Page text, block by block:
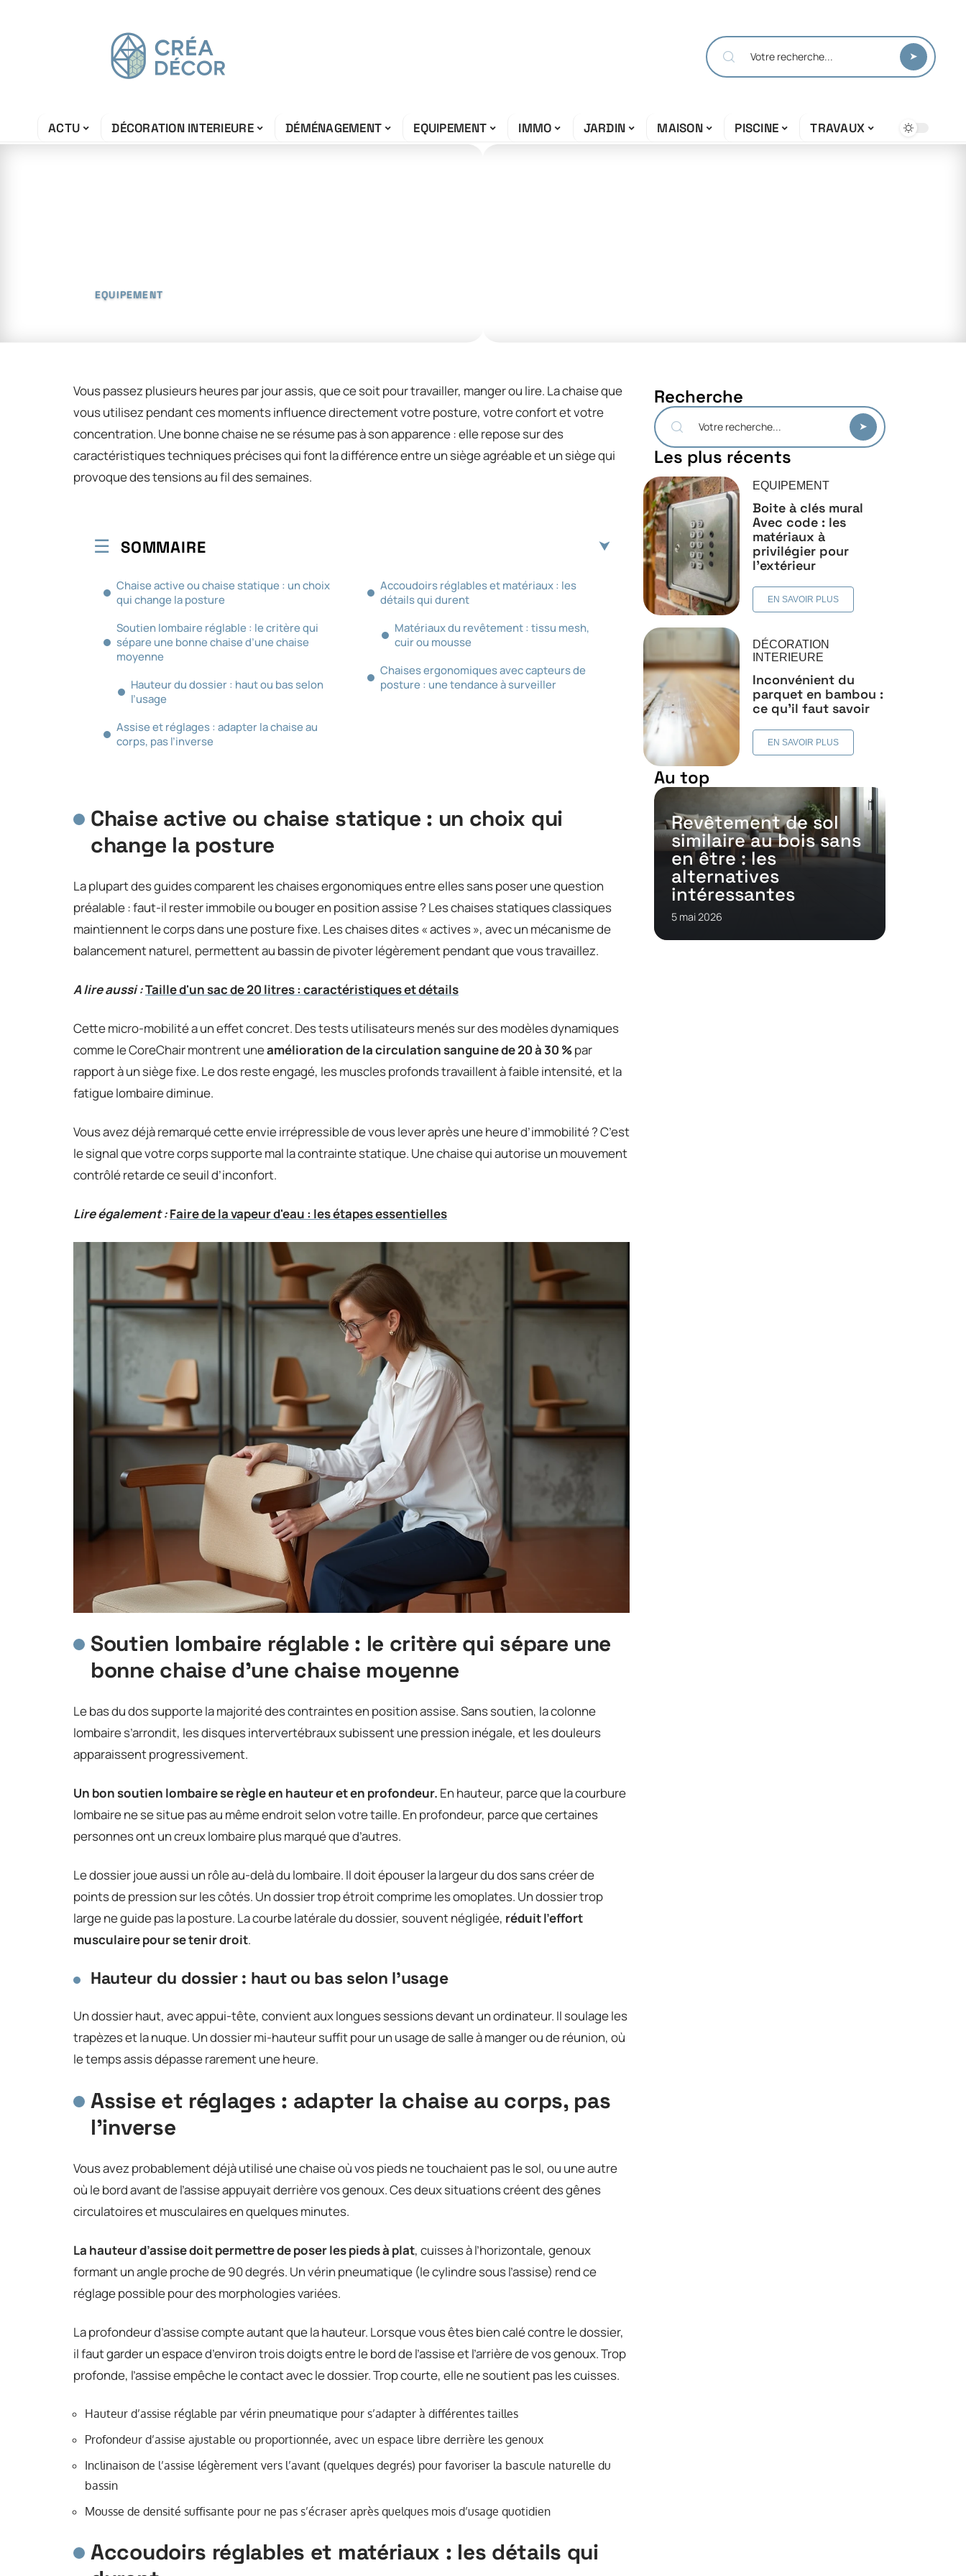
ACTU DÉCORATION INTERIEURE DÉMÉNAGEMENT EQUIPEMENT IMMO JARDIN MAISON PISCINE TRAVAUX
EQUIPEMENT
Vous passez plusieurs heures par jour assis, que ce soit pour travailler, manger ou lire. La chaise que
vous utilisez pendant ces moments influence directement votre posture, votre confort et votre
concentration. Une bonne chaise ne se résume pas à son apparence : elle repose sur des
caractéristiques techniques précises qui font la différence entre un siège agréable et un siège qui
provoque des tensions au fil des semaines.
SOMMAIRE
Chaise active ou chaise statique : un choix
qui change la posture
Soutien lombaire réglable : le critère qui
sépare une bonne chaise d’une chaise
moyenne
Hauteur du dossier : haut ou bas selon
l’usage
Assise et réglages : adapter la chaise au
corps, pas l’inverse
Accoudoirs réglables et matériaux : les
détails qui durent
Matériaux du revêtement : tissu mesh,
cuir ou mousse
Chaises ergonomiques avec capteurs de
posture : une tendance à surveiller
Chaise active ou chaise statique : un choix qui
change la posture
La plupart des guides comparent les chaises ergonomiques entre elles sans poser une question
préalable : faut-il rester immobile ou bouger en position assise ? Les chaises statiques classiques
maintiennent le corps dans une posture fixe. Les chaises dites « actives », avec un mécanisme de
balancement naturel, permettent au bassin de pivoter légèrement pendant que vous travaillez.
A lire aussi :Taille d'un sac de 20 litres : caractéristiques et détails
Cette micro-mobilité a un effet concret. Des tests utilisateurs menés sur des modèles dynamiques
comme le CoreChair montrent uneamélioration de la circulation sanguine de 20 à 30 %par
rapport à un siège fixe. Le dos reste engagé, les muscles profonds travaillent à faible intensité, et la
fatigue lombaire diminue.
Vous avez déjà remarqué cette envie irrépressible de vous lever après une heure d’immobilité ? C’est
le signal que votre corps supporte mal la contrainte statique. Une chaise qui autorise un mouvement
contrôlé retarde ce seuil d’inconfort.
Lire également :Faire de la vapeur d'eau : les étapes essentielles
Soutien lombaire réglable : le critère qui sépare une
bonne chaise d’une chaise moyenne
Le bas du dos supporte la majorité des contraintes en position assise. Sans soutien, la colonne
lombaire s’arrondit, les disques intervertébraux subissent une pression inégale, et les douleurs
apparaissent progressivement.
Un bon soutien lombaire se règle en hauteur et en profondeur. En hauteur, parce que la courbure
lombaire ne se situe pas au même endroit selon votre taille. En profondeur, parce que certaines
personnes ont un creux lombaire plus marqué que d’autres.
Le dossier joue aussi un rôle au-delà du lombaire. Il doit épouser la largeur du dos sans créer de
points de pression sur les côtés. Un dossier trop étroit comprime les omoplates. Un dossier trop
large ne guide pas la posture. La courbe latérale du dossier, souvent négligée, réduit l’effort
musculaire pour se tenir droit.
Hauteur du dossier : haut ou bas selon l’usage
Un dossier haut, avec appui-tête, convient aux longues sessions devant un ordinateur. Il soulage les
trapèzes et la nuque. Un dossier mi-hauteur suffit pour un usage de salle à manger ou de réunion, où
le temps assis dépasse rarement une heure.
Assise et réglages : adapter la chaise au corps, pas
l’inverse
Vous avez probablement déjà utilisé une chaise où vos pieds ne touchaient pas le sol, ou une autre
où le bord avant de l’assise appuyait derrière vos genoux. Ces deux situations créent des gênes
circulatoires et musculaires en quelques minutes.
La hauteur d’assise doit permettre de poser les pieds à plat, cuisses à l’horizontale, genoux
formant un angle proche de 90 degrés. Un vérin pneumatique (le cylindre sous l’assise) rend ce
réglage possible pour des morphologies variées.
La profondeur d’assise compte autant que la hauteur. Lorsque vous êtes bien calé contre le dossier,
il faut garder un espace d’environ trois doigts entre le bord de l’assise et l’arrière de vos genoux. Trop
profonde, l’assise empêche le contact avec le dossier. Trop courte, elle ne soutient pas les cuisses.
Hauteur d’assise réglable par vérin pneumatique pour s’adapter à différentes tailles
Profondeur d’assise ajustable ou proportionnée, avec un espace libre derrière les genoux
Inclinaison de l’assise légèrement vers l’avant (quelques degrés) pour favoriser la bascule naturelle du
bassin
Mousse de densité suffisante pour ne pas s’écraser après quelques mois d’usage quotidien
Accoudoirs réglables et matériaux : les détails qui
Recherche
Les plus récents
EQUIPEMENT
Boite à clés mural
Avec code : les
matériaux à
privilégier pour
l’extérieur
EN SAVOIR PLUS
DÉCORATION
INTERIEURE
Inconvénient du
parquet en bambou :
ce qu’il faut savoir
EN SAVOIR PLUS
Au top
Revêtement de sol
similaire au bois sans
en être : les
alternatives
intéressantes
5 mai 2026